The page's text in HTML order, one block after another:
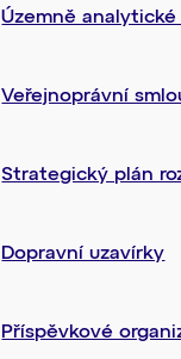
Územně
Veřejnoprávní
Strategický plán
Dopravní uzavírky
Příspěvkové